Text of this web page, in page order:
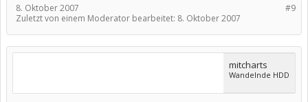
#9
8. Oktober 2007
Zuletzt von einem Moderator bearbeitet: 8. Oktober 2007
mitcharts
Wandelnde HDD